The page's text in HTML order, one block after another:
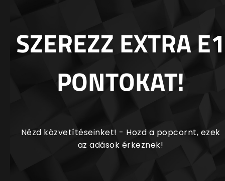
SZEREZZ EXTRA E1
PONTOKAT!
Nézd közvetítéseinket! - Hozd a popcornt, ezek
az adások érkeznek!